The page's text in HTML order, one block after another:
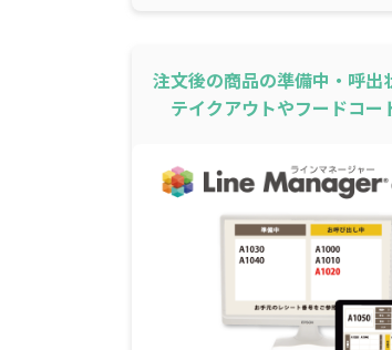
注文後の商品の準備中・呼出
テイクアウトやフードコー